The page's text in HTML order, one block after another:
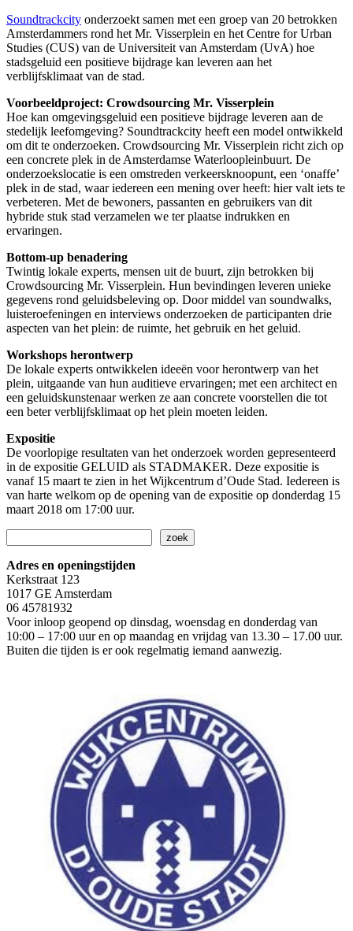
Soundtrackcity onderzoekt samen met een groep van 20 betrokken
Amsterdammers rond het Mr. Visserplein en het Centre for Urban
Studies (CUS) van de Universiteit van Amsterdam (UvA) hoe
stadsgeluid een positieve bijdrage kan leveren aan het
verblijfsklimaat van de stad.
Voorbeeldproject: Crowdsourcing Mr. Visserplein
Hoe kan omgevingsgeluid een positieve bijdrage leveren aan de
stedelijk leefomgeving? Soundtrackcity heeft een model ontwikkeld
om dit te onderzoeken. Crowdsourcing Mr. Visserplein richt zich op
een concrete plek in de Amsterdamse Waterloopleinbuurt. De
onderzoekslocatie is een omstreden verkeersknoopunt, een ‘onaffe’
plek in de stad, waar iedereen een mening over heeft: hier valt iets te
verbeteren. Met de bewoners, passanten en gebruikers van dit
hybride stuk stad verzamelen we ter plaatse indrukken en
ervaringen.
Bottom-up benadering
Twintig lokale experts, mensen uit de buurt, zijn betrokken bij
Crowdsourcing Mr. Visserplein. Hun bevindingen leveren unieke
gegevens rond geluidsbeleving op. Door middel van soundwalks,
luisteroefeningen en interviews onderzoeken de participanten drie
aspecten van het plein: de ruimte, het gebruik en het geluid.
Workshops herontwerp
De lokale experts ontwikkelen ideeën voor herontwerp van het
plein, uitgaande van hun auditieve ervaringen; met een architect en
een geluidskunstenaar werken ze aan concrete voorstellen die tot
een beter verblijfsklimaat op het plein moeten leiden.
Expositie
De voorlopige resultaten van het onderzoek worden gepresenteerd
in de expositie GELUID als STADMAKER. Deze expositie is
vanaf 15 maart te zien in het Wijkcentrum d’Oude Stad. Iedereen is
van harte welkom op de opening van de expositie op donderdag 15
maart 2018 om 17:00 uur.
zoek
Adres en openingstijden
Kerkstraat 123
1017 GE Amsterdam
06 45781932
Voor inloop geopend op dinsdag, woensdag en donderdag van
10:00 – 17:00 uur en op maandag en vrijdag van 13.30 – 17.00 uur.
Buiten die tijden is er ook regelmatig iemand aanwezig.